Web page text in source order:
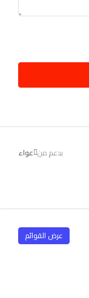
بدعم من عواء
عرض القوائم